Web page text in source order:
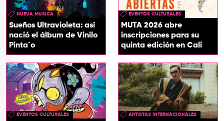
NUEVA MUSICA
Sueños Ultravioleta: así
nació el álbum de Vinilo
Pinta´o
EVENTOS CULTURALES
MUTA 2026 abre
inscripciones para su
quinta edición en Cali
EVENTOS CULTURALES ARTISTAS INTERNACIONALES